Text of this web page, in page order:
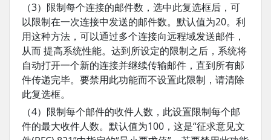
（3）限制每个连接的邮件数，选中此复选框后，可
以限制在一次连接中发送的邮件数。默认值为20。利
用这种方法，可以通过多个连接向远程域发送邮件，
从而 提高系统性能。达到所设定的限制之后，系统将
自动打开一个新的连接并继续传输邮件，直到所有邮
件传递完毕。要禁用此功能而不设置此限制，请清除
此复选框。
（4）限制每个邮件的收件人数，此设置限制每个邮
件的最大收件人数。默认值为100，这是“征求意见文